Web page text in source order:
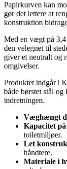
Papirkurven kan
gør det lettere at
konstruktion
Med en vægt på
den velegnet til
giver et neutralt og
omgivelser.
Produktet indgår i
både børstet stål og
indretningen.
Væghængt
Kapacitet
toiletmiljøer.
Let
håndtere.
Materiale i